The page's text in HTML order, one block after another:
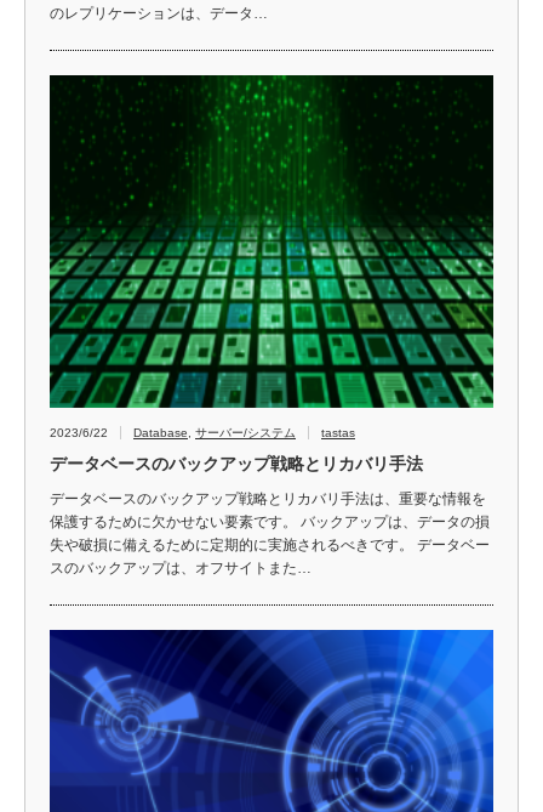
のレプリケーションは、データ…
2023/6/22 Database サーバー/システム tastas
データベースのバックアップ戦略とリカバリ手法
データベースのバックアップ戦略とリカバリ手法は、重要な情報を
保護するために欠かせない要素です。 バックアップは、データの損
失や破損に備えるために定期的に実施されるべきです。 データベー
スのバックアップは、オフサイトまた…